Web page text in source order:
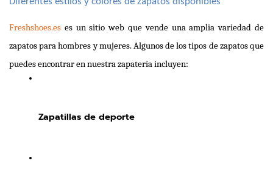
Freshshoes.es es un sitio web que vende una amplia variedad de
zapatos para hombres y mujeres. Algunos de los tipos de zapatos que
puedes encontrar en nuestra zapatería incluyen:
Zapatillas de deporte